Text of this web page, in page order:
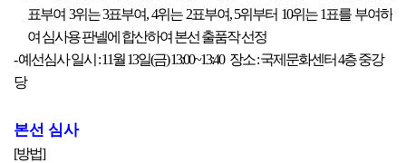
표부여 3위는 3표부여, 4위는 2표부여, 5위부터 10위는 1표를 부여하
여 심사용 판넬에 합산하여 본선 출품작 선정
- 예선심사 일시 : 11월 13일(금) 13:00~13:40 장소 : 국제문화센터 4층 중강
당
본선 심사
[방법]